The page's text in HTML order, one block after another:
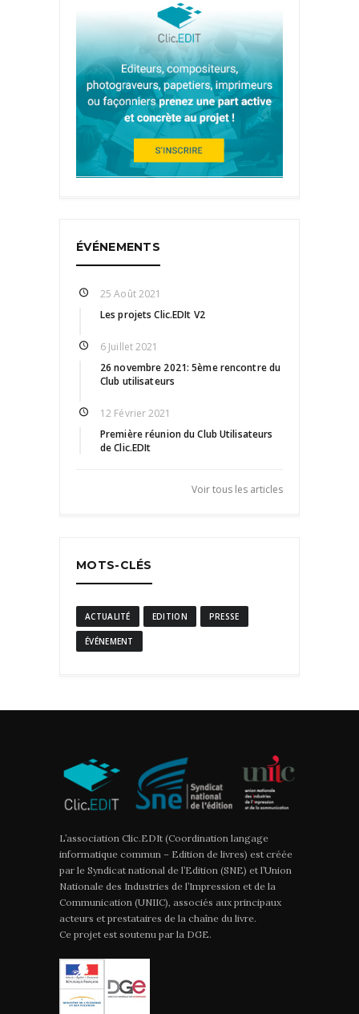
ÉVÉNEMENTS
25 Août 2021
Les projets Clic.EDIt V2
6 Juillet 2021
26 novembre 2021: 5ème rencontre du
Club utilisateurs
12 Février 2021
Première réunion du Club Utilisateurs
de Clic.EDIt
Voir tous les articles
MOTS-CLÉS
ACTUALITÉ EDITION PRESSE
ÉVÉNEMENT
L’association Clic.EDIt (Coordination langage
informatique commun – Edition de livres) est créée
par le Syndicat national de l’Edition (SNE) et l’Union
Nationale des Industries de l’Impression et de la
Communication (UNIIC), associés aux principaux
acteurs et prestataires de la chaîne du livre.
Ce projet est soutenu par la DGE.